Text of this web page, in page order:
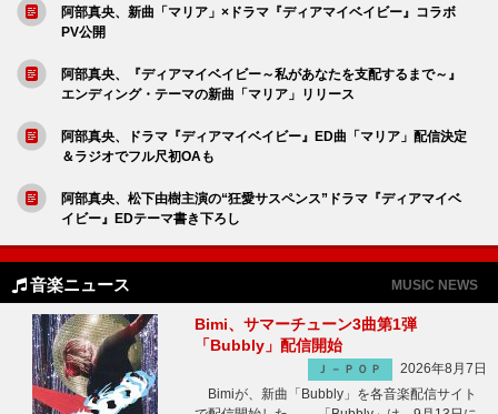
阿部真央、新曲「マリア」×ドラマ『ディアマイベイビー』コラボ
PV公開
阿部真央、『ディアマイベイビー～私があなたを支配するまで～』
エンディング・テーマの新曲「マリア」リリース
阿部真央、ドラマ『ディアマイベイビー』ED曲「マリア」配信決定
＆ラジオでフル尺初OAも
阿部真央、松下由樹主演の“狂愛サスペンス”ドラマ『ディアマイベ
イビー』EDテーマ書き下ろし
音楽ニュース MUSIC NEWS
Bimi、サマーチューン3曲第1弾
「Bubbly」配信開始
Ｊ－ＰＯＰ
2026年8月7日
Bimiが、新曲「Bubbly」を各音楽配信サイト